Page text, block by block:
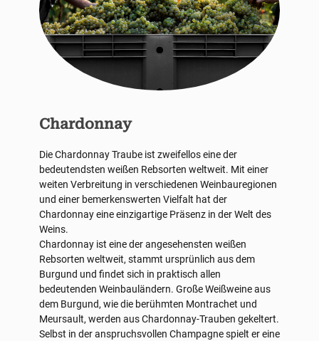
Chardonnay
Die Chardonnay Traube ist zweifellos eine der
bedeutendsten weißen Rebsorten weltweit. Mit einer
weiten Verbreitung in verschiedenen Weinbauregionen
und einer bemerkenswerten Vielfalt hat der
Chardonnay eine einzigartige Präsenz in der Welt des
Weins.
Chardonnay ist eine der angesehensten weißen
Rebsorten weltweit, stammt ursprünlich aus dem
Burgund und findet sich in praktisch allen
bedeutenden Weinbauländern. Große Weißweine aus
dem Burgund, wie die berühmten Montrachet und
Meursault, werden aus Chardonnay-Trauben gekeltert.
Selbst in der anspruchsvollen Champagne spielt er eine